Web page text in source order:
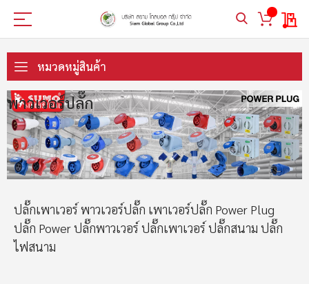
My
ไป
ที่
เนื้อหา
หมวดหมู่สินค้า
พาวเวอร์ปลั๊ก
ปลั๊กเพาเวอร์ พาวเวอร์ปลั๊ก เพาเวอร์ปลั๊ก Power Plug
ปลั๊ก Power ปลั๊กพาวเวอร์ ปลั๊กเพาเวอร์ ปลั๊กสนาม ปลั๊ก
ไฟสนาม